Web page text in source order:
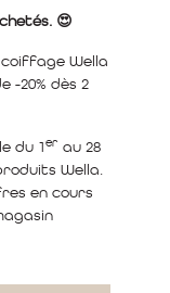
😍
Wella
-20% dès 2
du 1er au 28
Wella.
en cours